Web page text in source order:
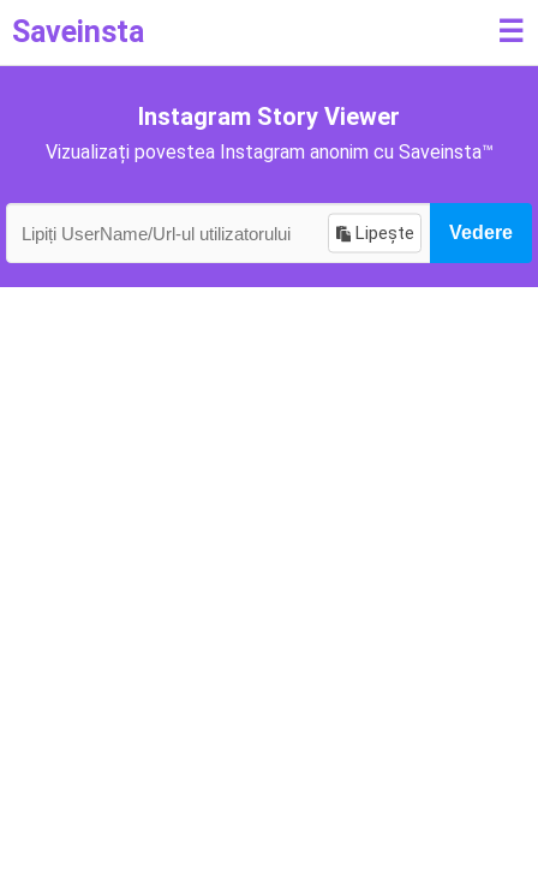
Saveinsta ☰
Instagram Story Viewer
Vizualizați povestea Instagram anonim cu Saveinsta™
Lipește Vedere